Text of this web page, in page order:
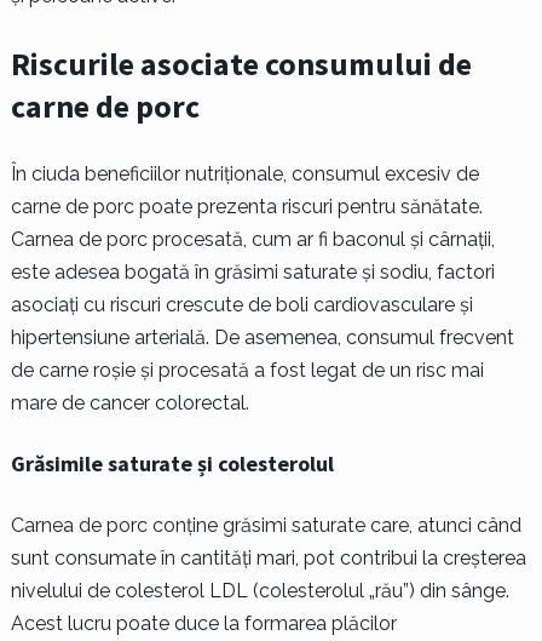
Riscurile asociate consumului de
carne de porc
În ciuda beneficiilor nutriționale, consumul excesiv de
carne de porc poate prezenta riscuri pentru sănătate.
Carnea de porc procesată, cum ar fi baconul și cârnații,
este adesea bogată în grăsimi saturate și sodiu, factori
asociați cu riscuri crescute de boli cardiovasculare și
hipertensiune arterială. De asemenea, consumul frecvent
de carne roșie și procesată a fost legat de un risc mai
mare de cancer colorectal.
Grăsimile saturate și colesterolul
Carnea de porc conține grăsimi saturate care, atunci când
sunt consumate în cantități mari, pot contribui la creșterea
nivelului de colesterol LDL (colesterolul „rău”) din sânge.
Acest lucru poate duce la formarea plăcilor